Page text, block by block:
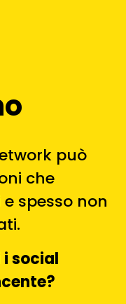
può
che
spesso non
i social